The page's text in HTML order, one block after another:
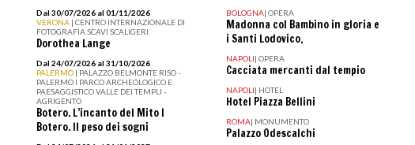
Dal 30/07/2026 al 01/11/2026
VERONA | CENTRO INTERNAZIONALE DI
FOTOGRAFIA SCAVI SCALIGERI
Dorothea Lange
Dal 24/07/2026 al 31/10/2026
PALERMO | PALAZZO BELMONTE RISO -
PALERMO I PARCO ARCHEOLOGICO E
PAESAGGISTICO VALLE DEI TEMPLI -
AGRIGENTO
Botero. L’incanto del Mito I
Botero. Il peso dei sogni
BOLOGNA| OPERA
Madonna col Bambino in gloria e
i Santi Lodovico,
NAPOLI| OPERA
Cacciata mercanti dal tempio
NAPOLI| HOTEL
Hotel Piazza Bellini
ROMA| MONUMENTO
Palazzo Odescalchi